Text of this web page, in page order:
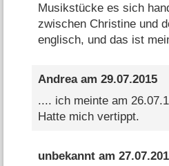
Musikstücke es sich
zwischen Christine und
englisch, und das ist
Andreaam 29.07.2015
.... ich meinte am
Hatte mich vertippt.
unbekanntam